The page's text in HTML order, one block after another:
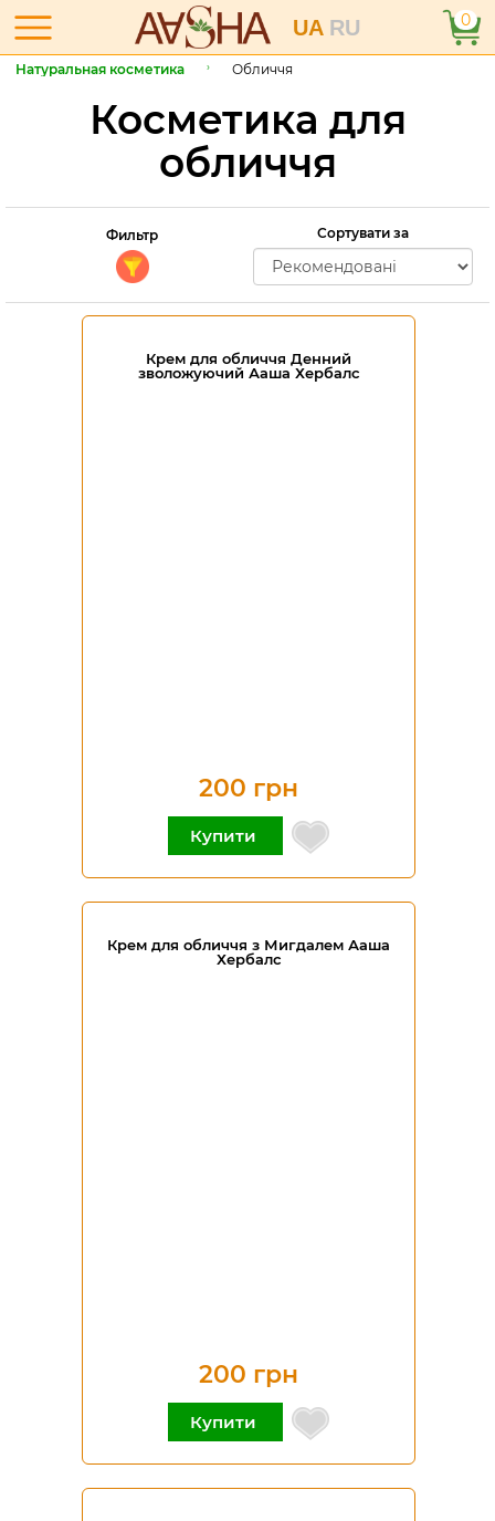
UA RU 0
Натуральная косметика Обличчя
Косметика для
обличчя
Фильтр Сортувати за
Крем для обличчя Денний
зволожуючий Ааша Хербалс
200 грн
Купити
Крем для обличчя з Мигдалем Ааша
Хербалс
200 грн
Купити